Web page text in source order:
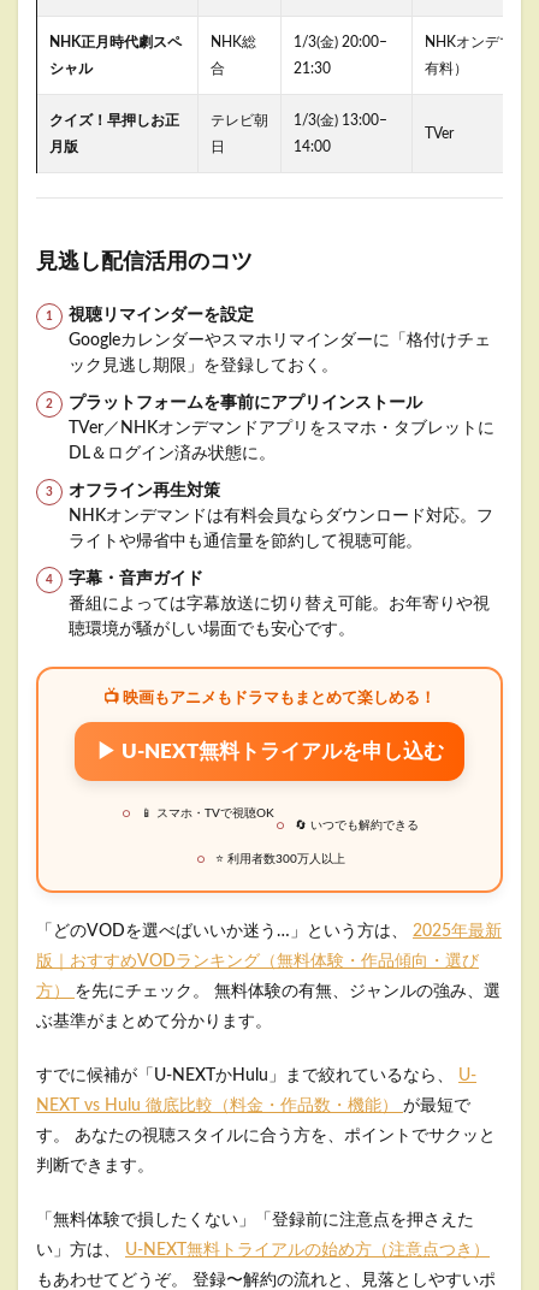
NHK正月時代劇スペ
シャル
NHK総
合
1/3(金) 20:00–
21:30
NHKオンデマン
有料）
クイズ！早押しお正
月版
テレビ朝
日
1/3(金) 13:00–
14:00
TVer
見逃し配信活用のコツ
視聴リマインダーを設定
Googleカレンダーやスマホリマインダーに「格付けチェ
ック見逃し期限」を登録しておく。
プラットフォームを事前にアプリインストール
TVer／NHKオンデマンドアプリをスマホ・タブレットに
DL＆ログイン済み状態に。
オフライン再生対策
NHKオンデマンドは有料会員ならダウンロード対応。フ
ライトや帰省中も通信量を節約して視聴可能。
字幕・音声ガイド
番組によっては字幕放送に切り替え可能。お年寄りや視
聴環境が騒がしい場面でも安心です。
📺 映画もアニメもドラマもまとめて楽しめる！
▶ U-NEXT無料トライアルを申し込む
📱 スマホ・TVで視聴OK
🔄 いつでも解約できる
⭐ 利用者数300万人以上
「どのVODを選べばいいか迷う…」という方は、 2025年最新
版｜おすすめVODランキング（無料体験・作品傾向・選び
方） を先にチェック。 無料体験の有無、ジャンルの強み、選
ぶ基準がまとめて分かります。
すでに候補が「U-NEXTかHulu」まで絞れているなら、 U-
NEXT vs Hulu 徹底比較（料金・作品数・機能） が最短で
す。 あなたの視聴スタイルに合う方を、ポイントでサクッと
判断できます。
「無料体験で損したくない」「登録前に注意点を押さえた
い」方は、 U-NEXT無料トライアルの始め方（注意点つき）
もあわせてどうぞ。 登録〜解約の流れと、見落としやすいポ